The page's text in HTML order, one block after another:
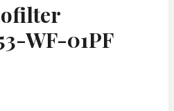
WF-01PF